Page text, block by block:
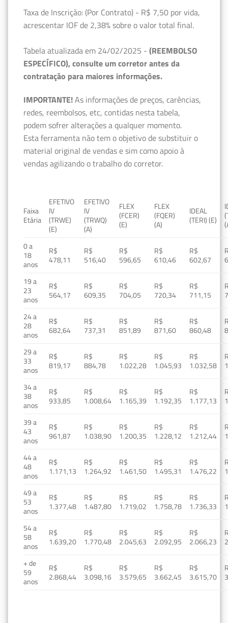
Taxa de Inscrição: (Por Contrato) - R$ 7,50 por vida,
acrescentar IOF de 2,38% sobre o valor total final.
Tabela atualizada em 24/02/2025 - (REEMBOLSO
ESPECÍFICO), consulte um corretor antes da
contratação para maiores informações.
IMPORTANTE!As informações de preços, carências,
redes, reembolsos, etc, contidas nesta tabela,
podem sofrer alterações a qualquer momento.
Esta ferramenta não tem o objetivo de substituir o
material original de vendas e sim como apoio à
vendas agilizando o trabalho do corretor.
Faixa
Etária
EFETIVO
IV
(TRWE)
(E)
EFETIVO
IV
(TRWQ)
(A)
FLEX
(FCER)
(E)
FLEX
(FQER)
(A)
IDEAL
(TERI) (E)
0 a
18
anos
R$
478,11
R$
516,40
R$
596,65
R$
610,46
R$
602,67
19 a
23
anos
R$
564,17
R$
609,35
R$
704,05
R$
720,34
R$
711,15
24 a
28
anos
R$
682,64
R$
737,31
R$
851,89
R$
871,60
R$
860,48
29 a
33
anos
R$
819,17
R$
884,78
R$
1.022,28
R$
1.045,93
R$
1.032,58
34 a
38
anos
R$
933,85
R$
1.008,64
R$
1.165,39
R$
1.192,35
R$
1.177,13
39 a
43
anos
R$
961,87
R$
1.038,90
R$
1.200,35
R$
1.228,12
R$
1.212,44
44 a
48
anos
R$
1.171,13
R$
1.264,92
R$
1.461,50
R$
1.495,31
R$
1.476,22
49 a
53
anos
R$
1.377,48
R$
1.487,80
R$
1.719,02
R$
1.758,78
R$
1.736,33
54 a
58
anos
R$
1.639,20
R$
1.770,48
R$
2.045,63
R$
2.092,95
R$
2.066,23
+ de
59
anos
R$
2.868,44
R$
3.098,16
R$
3.579,65
R$
3.662,45
R$
3.615,70